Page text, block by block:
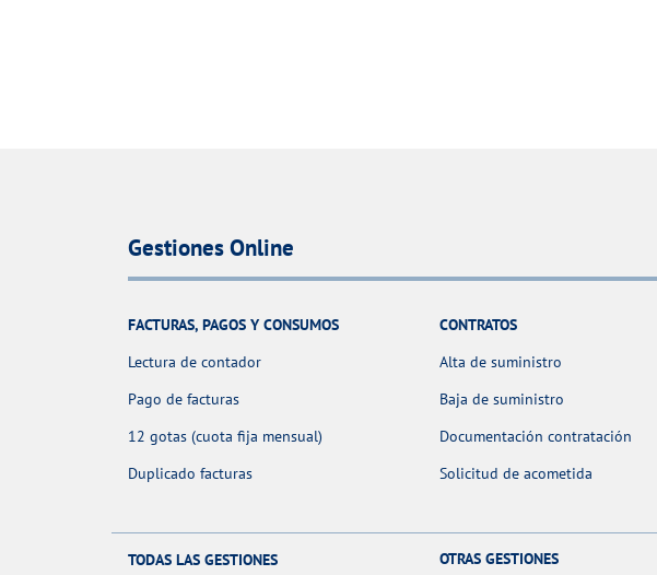
Gestiones Online
FACTURAS, PAGOS Y CONSUMOS
Lectura de contador
Pago de facturas
12 gotas (cuota fija mensual)
Duplicado facturas
CONTRATOS
Alta de suministro
Baja de suministro
Documentación contratación
Solicitud de acometida
TODAS LAS GESTIONES
OTRAS GESTIONES